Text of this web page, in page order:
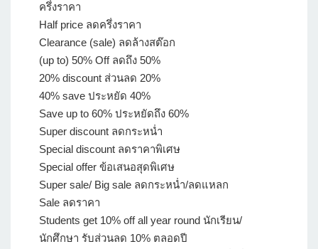
ครึ่งราคา
Half price ลดครึ่งราคา
Clearance (sale) ลดล้างสต๊อก
(up to) 50% Off ลดถึง 50%
20% discount ส่วนลด 20%
40% save ประหยัด 40%
Save up to 60% ประหยัดถึง 60%
Super discount ลดกระหน่ำ
Special discount ลดราคาพิเศษ
Special offer ข้อเสนอสุดพิเศษ
Super sale/ Big sale ลดกระหน่ำ/ลดแหลก
Sale ลดราคา
Students get 10% off all year round นักเรียน/
นักศึกษา รับส่วนลด 10% ตลอดปี